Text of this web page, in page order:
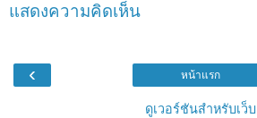
แสดงความคิดเห็น
‹ หน้าแรก
ดูเวอร์ชันสำหรับเว็บ